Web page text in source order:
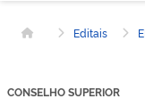
Página inicial
Editais
CONSELHO SUPERIOR